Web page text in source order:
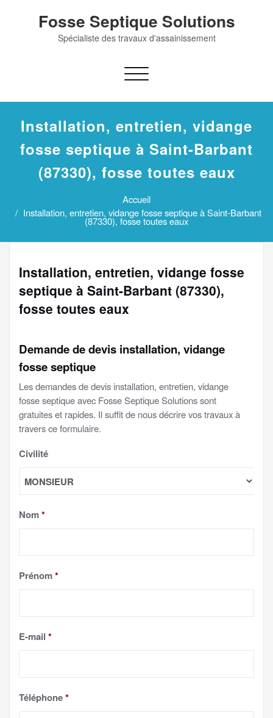
Fosse Septique Solutions
Spécialiste des travaux d'assainissement
Afficher/masquer
navigation
Installation, entretien, vidange
fosse septique à Saint-Barbant
(87330), fosse toutes eaux
Accueil
Installation, entretien, vidange fosse septique à Saint-Barbant
(87330), fosse toutes eaux
Installation, entretien, vidange fosse
septique à Saint-Barbant (87330),
fosse toutes eaux
Demande de devis installation, vidange
fosse septique
Les demandes de devis installation, entretien, vidange
fosse septique avec Fosse Septique Solutions sont
gratuites et rapides. Il suffit de nous décrire vos travaux à
travers ce formulaire.
Civilité
Nom*
Prénom*
E-mail *
Téléphone*